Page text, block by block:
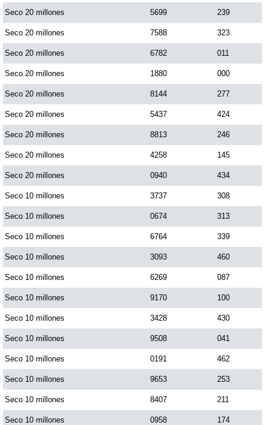
Seco 20 millones 5699 239
Seco 20 millones 7588 323
Seco 20 millones 6782 011
Seco 20 millones 1880 000
Seco 20 millones 8144 277
Seco 20 millones 5437 424
Seco 20 millones 8813 246
Seco 20 millones 4258 145
Seco 20 millones 0940 434
Seco 10 millones 3737 308
Seco 10 millones 0674 313
Seco 10 millones 6764 339
Seco 10 millones 3093 460
Seco 10 millones 6269 087
Seco 10 millones 9170 100
Seco 10 millones 3428 430
Seco 10 millones 9508 041
Seco 10 millones 0191 462
Seco 10 millones 9653 253
Seco 10 millones 8407 211
Seco 10 millones 0958 174